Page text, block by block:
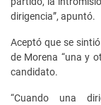
dirigencia”, apuntó.
Aceptó que se
de Morena “una y
candidato.
“Cuando una